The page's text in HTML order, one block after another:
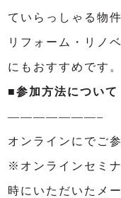
ていらっしゃる物
リフォーム・リノ
にもおすすめです。
■参加方法について
———————–
オンラインにでご
※オンラインセミ
時にいただいたメ